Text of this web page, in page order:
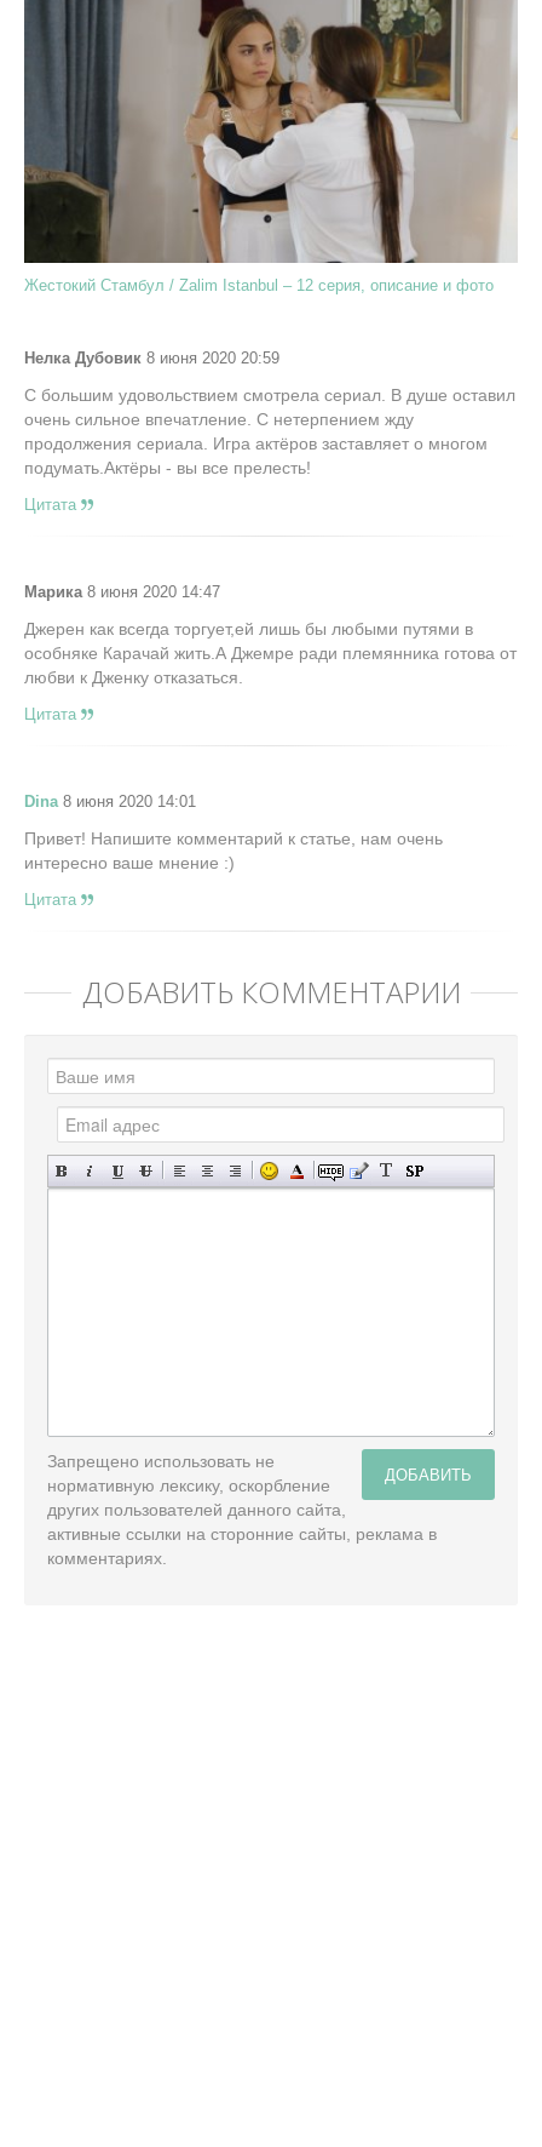
Жестокий Стамбул / Zalim Istanbul – 12 серия, описание и фото
Нелка Дубовик 8 июня 2020 20:59
С большим удовольствием смотрела сериал. В душе оставил
очень сильное впечатление. С нетерпением жду
продолжения сериала. Игра актёров заставляет о многом
подумать.Актёры - вы все прелесть!
Цитата
Марика8 июня 2020 14:47
Джерен как всегда торгует,ей лишь бы любыми путями в
особняке Карачай жить.А Джемре ради племянника готова от
любви к Дженку отказаться.
Цитата
Dina8 июня 2020 14:01
Привет! Напишите комментарий к статье, нам очень
интересно ваше мнение :)
Цитата
ДОБАВИТЬ КОММЕНТАРИЙ
ДОБАВИТЬ
Запрещено использовать не
нормативную лексику, оскорбление
других пользователей данного сайта,
активные ссылки на сторонние сайты, реклама в
комментариях.